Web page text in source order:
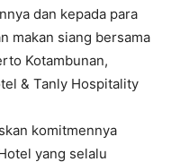
dan kepada para
makan siang bersama
Kotambunan,
& Tanly Hospitality
komitmennya
yang selalu